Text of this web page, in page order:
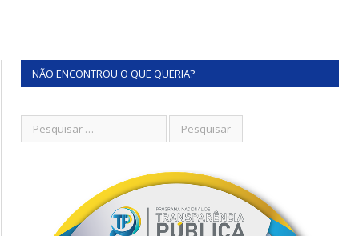
NÃO ENCONTROU O QUE QUERIA?